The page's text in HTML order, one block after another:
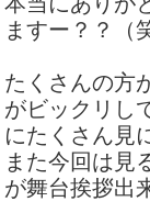
ますー？？（
たくさんの方
がビックリし
にたくさん見
また今回は見
が舞台挨拶出